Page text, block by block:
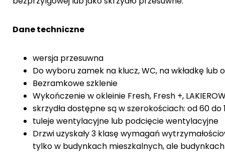
Dane techniczne
wersja przesuwna
Do wyboru zamek na klucz, WC, na wkładkę lub
Bezramkowe szklenie
Wykończenie w okleinie Fresh, Fresh +,
skrzydła dostępne są w szerokościach: od 60 do
tuleje wentylacyjne lub podcięcie wentylacyjne
Drzwi uzyskały 3 klasę wymagań
tylko w budynkach mieszkalnych, ale